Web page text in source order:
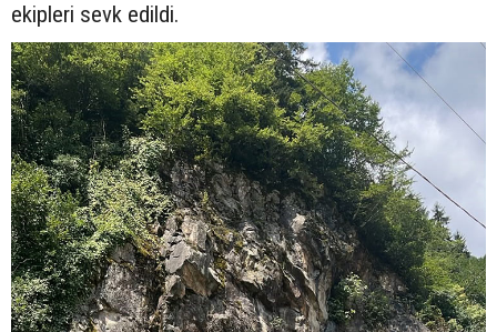
ekipleri sevk edildi.